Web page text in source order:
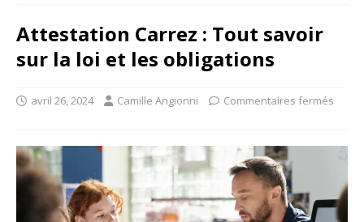
Attestation Carrez : Tout savoir
sur la loi et les obligations
avril 26, 2024 Camille Angionni Commentaires fermés